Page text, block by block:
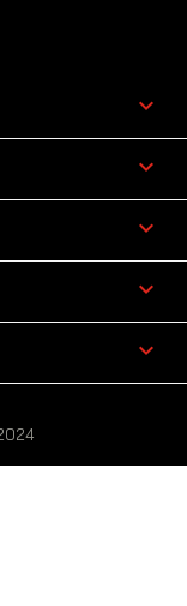




keyboard_arrow_down